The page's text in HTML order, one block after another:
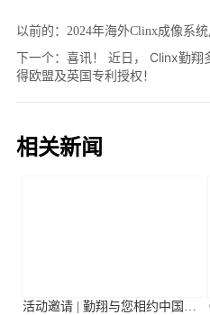
以前的：2024年海外Clinx成像系
下一个：喜讯！ 近日， Clinx勤翔
得欧盟及英国专利授权！
相关新闻
活动邀请 | 勤翔与您相约中国植